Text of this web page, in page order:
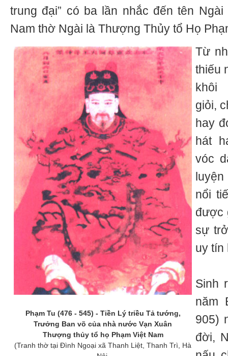
trung đại” có ba lần nhắc đến tên
Nam thờ Ngài là Thượng Thủy tổ Họ
Phạm Tu (476 - 545) - Tiền Lý triều Tả tướng,
Trưởng Ban võ của nhà nước Vạn Xuân
Thượng thủy tổ họ Phạm Việt Nam
(Tranh thờ tại Đình Ngoại xã Thanh Liệt, Thanh Trì, Hà
Từ
thiếu
giỏi,
hay
hát
vóc
nổi
được
sự
uy tín
Sinh
năm
905)
đời,